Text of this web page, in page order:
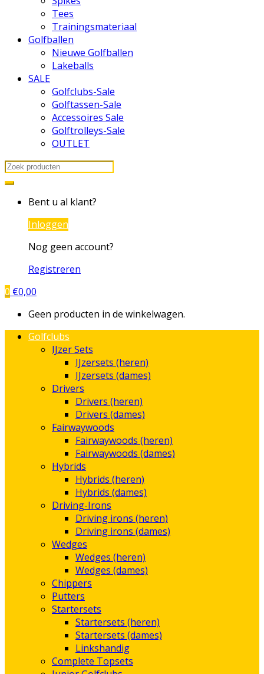
Tees
Trainingsmateriaal
Golfballen
Nieuwe Golfballen
Lakeballs
SALE
Golfclubs-Sale
Golftassen-Sale
Accessoires Sale
Golftrolleys-Sale
OUTLET
Search
for:
Bent u al klant?
Inloggen
Nog geen account?
Registreren
0 €0,00
Geen producten in de winkelwagen.
Golfclubs
IJzer Sets
IJzersets (heren)
IJzersets (dames)
Drivers
Drivers (heren)
Drivers (dames)
Fairwaywoods
Fairwaywoods (heren)
Fairwaywoods (dames)
Hybrids
Hybrids (heren)
Hybrids (dames)
Driving-Irons
Driving irons (heren)
Driving irons (dames)
Wedges
Wedges (heren)
Wedges (dames)
Chippers
Putters
Startersets
Startersets (heren)
Startersets (dames)
Linkshandig
Complete Topsets